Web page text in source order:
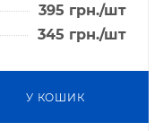
395 грн./шт
345 грн./шт
У КОШИК